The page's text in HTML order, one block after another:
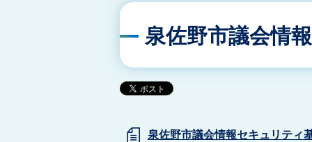
泉佐野市議会情
泉佐野市議会情報セキュリティ